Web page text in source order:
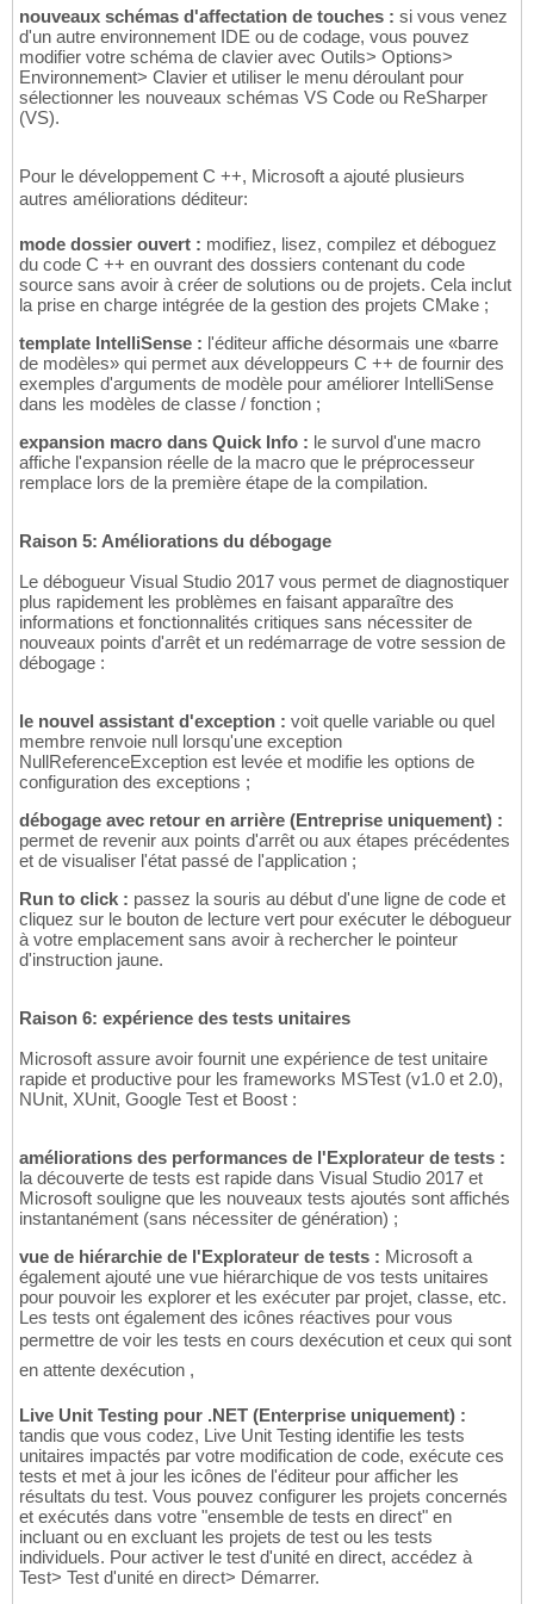
nouveaux schémas d'affectation de touches : si vous venez
d'un autre environnement IDE ou de codage, vous pouvez
modifier votre schéma de clavier avec Outils> Options>
Environnement> Clavier et utiliser le menu déroulant pour
sélectionner les nouveaux schémas VS Code ou ReSharper
(VS).
Pour le développement C ++, Microsoft a ajouté plusieurs
autres améliorations déditeur:
mode dossier ouvert : modifiez, lisez, compilez et déboguez
du code C ++ en ouvrant des dossiers contenant du code
source sans avoir à créer de solutions ou de projets. Cela inclut
la prise en charge intégrée de la gestion des projets CMake ;
template IntelliSense : l'éditeur affiche désormais une «barre
de modèles» qui permet aux développeurs C ++ de fournir des
exemples d'arguments de modèle pour améliorer IntelliSense
dans les modèles de classe / fonction ;
expansion macro dans Quick Info : le survol d'une macro
affiche l'expansion réelle de la macro que le préprocesseur
remplace lors de la première étape de la compilation.
Raison 5: Améliorations du débogage
Le débogueur Visual Studio 2017 vous permet de diagnostiquer
plus rapidement les problèmes en faisant apparaître des
informations et fonctionnalités critiques sans nécessiter de
nouveaux points d'arrêt et un redémarrage de votre session de
débogage :
le nouvel assistant d'exception : voit quelle variable ou quel
membre renvoie null lorsqu'une exception
NullReferenceException est levée et modifie les options de
configuration des exceptions ;
débogage avec retour en arrière (Entreprise uniquement) :
permet de revenir aux points d'arrêt ou aux étapes précédentes
et de visualiser l'état passé de l'application ;
Run to click : passez la souris au début d'une ligne de code et
cliquez sur le bouton de lecture vert pour exécuter le débogueur
à votre emplacement sans avoir à rechercher le pointeur
d'instruction jaune.
Raison 6: expérience des tests unitaires
Microsoft assure avoir fournit une expérience de test unitaire
rapide et productive pour les frameworks MSTest (v1.0 et 2.0),
NUnit, XUnit, Google Test et Boost :
améliorations des performances de l'Explorateur de tests :
la découverte de tests est rapide dans Visual Studio 2017 et
Microsoft souligne que les nouveaux tests ajoutés sont affichés
instantanément (sans nécessiter de génération) ;
vue de hiérarchie de l'Explorateur de tests : Microsoft a
également ajouté une vue hiérarchique de vos tests unitaires
pour pouvoir les explorer et les exécuter par projet, classe, etc.
Les tests ont également des icônes réactives pour vous
permettre de voir les tests en cours dexécution et ceux qui sont
en attente dexécution ,
Live Unit Testing pour .NET (Enterprise uniquement) :
tandis que vous codez, Live Unit Testing identifie les tests
unitaires impactés par votre modification de code, exécute ces
tests et met à jour les icônes de l'éditeur pour afficher les
résultats du test. Vous pouvez configurer les projets concernés
et exécutés dans votre "ensemble de tests en direct" en
incluant ou en excluant les projets de test ou les tests
individuels. Pour activer le test d'unité en direct, accédez à
Test> Test d'unité en direct> Démarrer.